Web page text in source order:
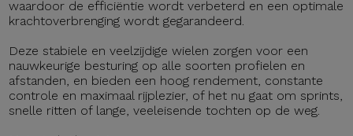
waardoor de efficiëntie wordt verbeterd en een optimale
krachtoverbrenging wordt gegarandeerd.
Deze stabiele en veelzijdige wielen zorgen voor een
nauwkeurige besturing op alle soorten profielen en
afstanden, en bieden een hoog rendement, constante
controle en maximaal rijplezier, of het nu gaat om sprints,
snelle ritten of lange, veeleisende tochten op de weg.